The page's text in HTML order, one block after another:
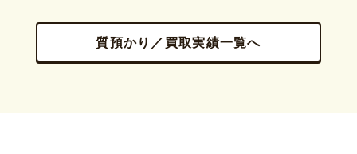
質預かり／買取実績一覧へ